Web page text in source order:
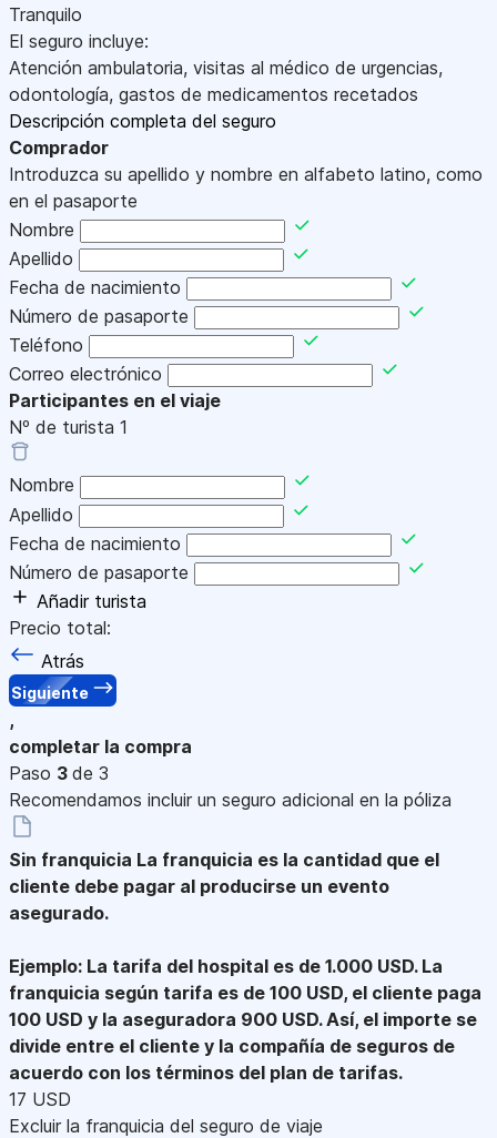
Tranquilo
El seguro incluye:
Atención ambulatoria, visitas al médico de urgencias,
odontología, gastos de medicamentos recetados
Descripción completa del seguro
Comprador
Introduzca su apellido y nombre en alfabeto latino, como
en el pasaporte
Nombre
Apellido
Fecha de nacimiento
Número de pasaporte
Teléfono
Correo electrónico
Participantes en el viaje
Nº de turista 1
Nombre
Apellido
Fecha de nacimiento
Número de pasaporte
Añadir turista
Precio total:
Atrás
Siguiente
,
completar la compra
Paso 3 de 3
Recomendamos incluir un seguro adicional en la póliza
Sin franquicia La franquicia es la cantidad que el
cliente debe pagar al producirse un evento
asegurado.
Ejemplo: La tarifa del hospital es de 1.000 USD. La
franquicia según tarifa es de 100 USD, el cliente paga
100 USD y la aseguradora 900 USD. Así, el importe se
divide entre el cliente y la compañía de seguros de
acuerdo con los términos del plan de tarifas.
17 USD
Excluir la franquicia del seguro de viaje